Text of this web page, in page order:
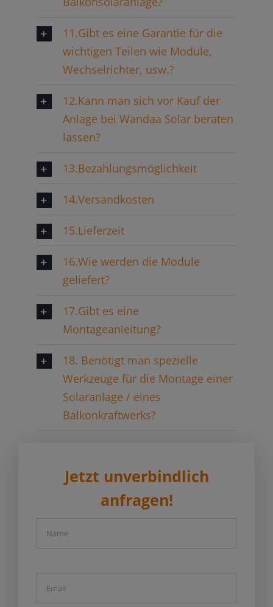
11.Gibt es eine Garantie für die
wichtigen Teilen wie Module,
Wechselrichter, usw.?
12.Kann man sich vor Kauf der
Anlage bei Wandaa Solar beraten
lassen?
13.Bezahlungsmöglichkeit
14.Versandkosten
15.Lieferzeit
16.Wie werden die Module
geliefert?
17.Gibt es eine
Montageanleitung?
18. Benötigt man spezielle
Werkzeuge für die Montage einer
Solaranlage / eines
Balkonkraftwerks?
Jetzt unverbindlich
anfragen!